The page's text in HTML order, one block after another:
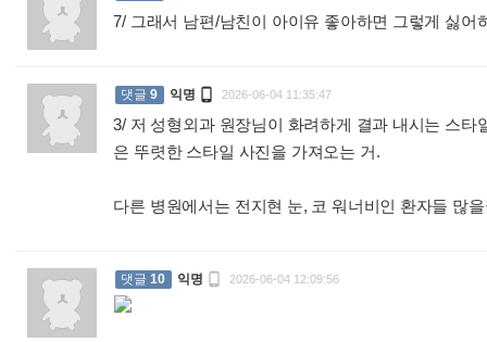
7/ 그래서 남편/남친이 아이유 좋아하면 그렇게 싫어
댓글 9 익명  2026-06-04 11:35:47
3/ 저 성형외과 원장님이 화려하게 결과 내시는 스
은 뚜렷한 스타일 사진을 가져오는 거.
다른 병원에서는 전지현 눈, 코 워너비인 환자들 많
댓글 10 익명  2026-06-04 12:09:56